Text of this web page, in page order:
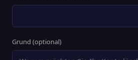
Grund (optional)